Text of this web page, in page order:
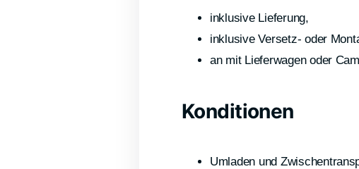
inklusive Lieferung,
inklusive Versetz- oder
an mit Lieferwagen oder
Konditionen
Umladen und